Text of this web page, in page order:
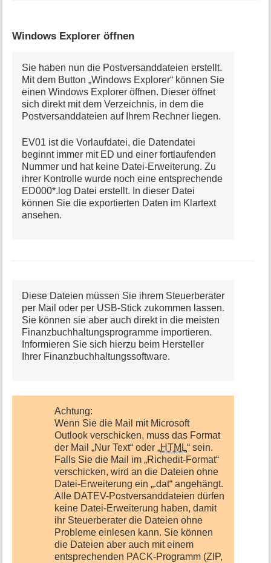
Windows Explorer öffnen
Sie haben nun die Postversanddateien erstellt.
Mit dem Button „Windows Explorer“ können Sie
einen Windows Explorer öffnen. Dieser öffnet
sich direkt mit dem Verzeichnis, in dem die
Postversanddateien auf Ihrem Rechner liegen.
EV01 ist die Vorlaufdatei, die Datendatei
beginnt immer mit ED und einer fortlaufenden
Nummer und hat keine Datei-Erweiterung. Zu
ihrer Kontrolle wurde noch eine entsprechende
ED000*.log Datei erstellt. In dieser Datei
können Sie die exportierten Daten im Klartext
ansehen.
Diese Dateien müssen Sie ihrem Steuerberater
per Mail oder per USB-Stick zukommen lassen.
Sie können sie aber auch direkt in die meisten
Finanzbuchhaltungsprogramme importieren.
Informieren Sie sich hierzu beim Hersteller
Ihrer Finanzbuchhaltungssoftware.
Achtung:
Wenn Sie die Mail mit Microsoft
Outlook verschicken, muss das Format
der Mail „Nur Text“ oder „HTML“ sein.
Falls Sie die Mail im „Richedit-Format“
verschicken, wird an die Dateien ohne
Datei-Erweiterung ein „.dat“ angehängt.
Alle DATEV-Postversanddateien dürfen
keine Datei-Erweiterung haben, damit
ihr Steuerberater die Dateien ohne
Probleme einlesen kann. Sie können
die Dateien aber auch mit einem
entsprechenden PACK-Programm (ZIP,